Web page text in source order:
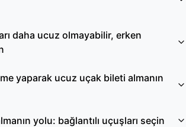
daha ucuz olmayabilir, erken
yaparak ucuz uçak bileti almanın
yolu: bağlantılı uçuşları seçin